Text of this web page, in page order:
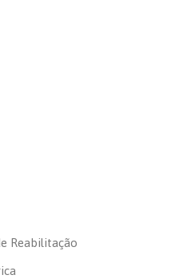
Reabilitação